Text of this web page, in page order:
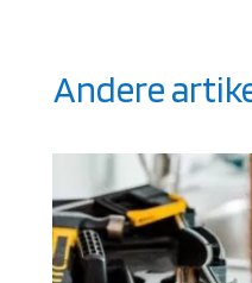
Andere